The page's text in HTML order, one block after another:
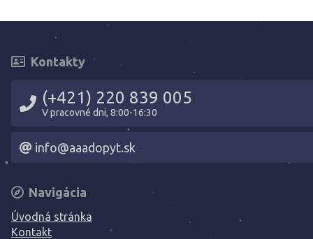
Kontakty
(+421) 220 839 005
V pracovné dni, 8:00-16:30
info@aaadopyt.sk
Navigácia
Úvodná stránka
Kontakt